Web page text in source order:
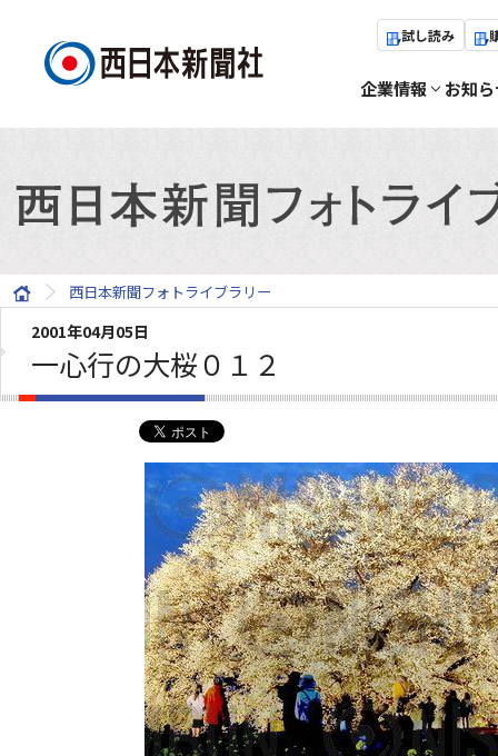
試し読み
企業情報 お知
西日本新聞フォトライブラリー
2001年04月05日
一心行の大桜０１２